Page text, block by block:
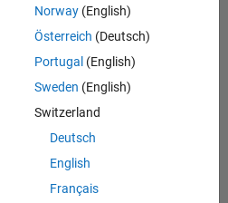
Norway(English)
Österreich (Deutsch)
Portugal (English)
Sweden (English)
Switzerland
Deutsch
English
Français